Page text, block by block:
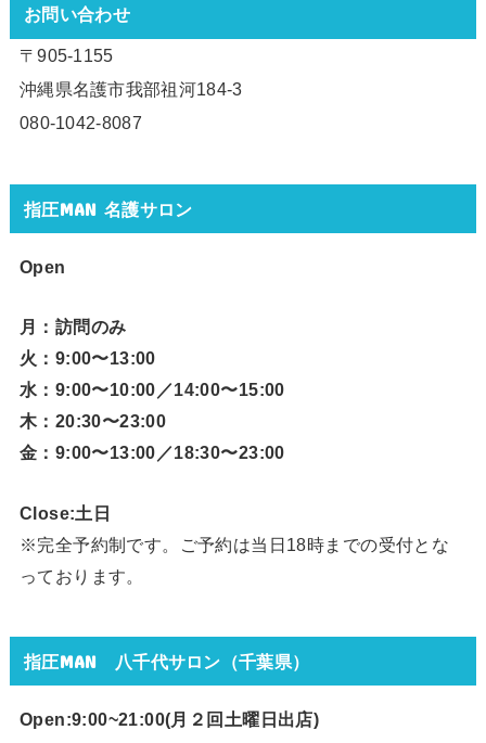
お問い合わせ
〒905-1155
沖縄県名護市我部祖河184-3
080-1042-8087
指圧MAN 名護サロン
Open
月：訪問のみ
火：9:00〜13:00
水：9:00〜10:00／14:00〜15:00
木：20:30〜23:00
金：9:00〜13:00／18:30〜23:00
Close:土日
※完全予約制です。ご予約は当日18時までの受付とな
っております。
指圧MAN 八千代サロン（千葉県）
Open:9:00~21:00(月２回 土曜日出店)